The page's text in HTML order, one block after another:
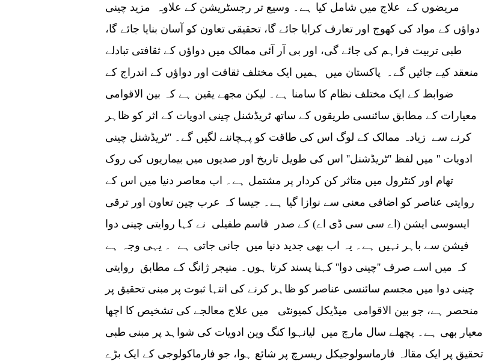
مریضوں کے علاج میں شامل کیا ہے۔ وسیع تر رجسٹریشن کے علاوہ مزید چینی
دواؤں کے مواد کی کھوج اور تعارف کرایا جائے گا، تحقیقی تعاون کو آسان بنایا جائے گا،
طبی تربیت فراہم کی جائے گی، اور بی آر آئی ممالک میں دواؤں کے ثقافتی تبادلے
منعقد کیے جائیں گے۔ پاکستان میں ہمیں ایک مختلف ثقافت اور دواؤں کے اندراج کے
ضوابط کے ایک مختلف نظام کا سامنا ہے۔ لیکن مجھے یقین ہے کہ بین الاقوامی
معیارات کے مطابق سائنسی طریقوں کے ساتھ ٹریڈشنل چینی ادویات کے اثر کو ظاہر
کرنے سے زیادہ ممالک کے لوگ اس کی طاقت کو پہچاننے لگیں گے۔ ''ٹریڈشنل چینی
ادویات '' میں لفظ ''ٹریڈشنل'' اس کی طویل تاریخ اور صدیوں میں بیماریوں کی روک
تھام اور کنٹرول میں متاثر کن کردار پر مشتمل ہے۔ اب معاصر دنیا میں اس کے
روایتی عناصر کو اضافی معنی سے نوازا گیا ہے۔ جیسا کہ عرب چین تعاون اور ترقی
ایسوسی ایشن (اے سی سی ڈی اے) کے صدر قاسم طفیلی نے کہا روایتی چینی دوا
فیشن سے باہر نہیں ہے۔ یہ اب بھی جدید دنیا میں جانی جاتی ہے ۔ یہی وجہ ہے
کہ میں اسے صرف ''چینی دوا'' کہنا پسند کرتا ہوں۔ منیجر ژانگ کے مطابق روایتی
چینی دوا میں مجسم سائنسی عناصر کو ظاہر کرنے کی انتہا ثبوت پر مبنی تحقیق پر
منحصر ہے، جو بین الاقوامی میڈیکل کمیونٹی میں علاج معالجے کی تشخیص کا اچھا
معیار بھی ہے۔ پچھلے سال مارچ میں لیانہوا کنگ وین ادویات کی شواہد پر مبنی طبی
تحقیق پر ایک مقالہ فارماسولوجیکل ریسرچ پر شائع ہوا، جو فارماکولوجی کے ایک بڑے